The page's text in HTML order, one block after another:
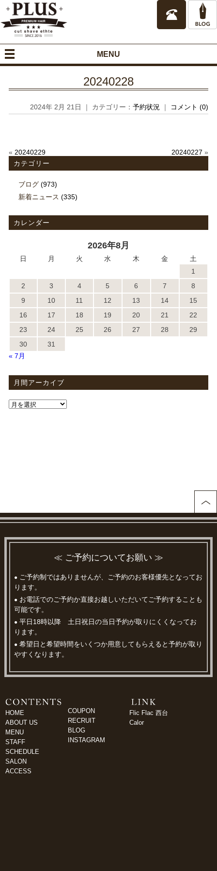
MENU
20240228
2024年 2月 21日 ｜ カテゴリー：予約状況 ｜ コメント (0)
« 20240229 20240227 »
カテゴリー
ブログ(973)
新着ニュース (335)
カレンダー
2026年8月
日 月 火 水 木 金
土
1
2
3 4 5 6 7
8
9
10 11 12 13 14
15
16
17 18 19 20 21
22
23
24 25 26 27 28
29
30
31
« 7月
月間アーカイブ
≪ ご予約についてお願い ≫
● ご予約制ではありませんが、ご予約のお客様優先となってお
ります。
● お電話でのご予約か直接お越しいただいてご予約することも
可能です。
● 平日18時以降 土日祝日の当日予約が取りにくくなってお
ります。
● 希望日と希望時間をいくつか用意してもらえると予約が取り
やすくなります。
HOME
ABOUT US
MENU
STAFF
SCHEDULE
SALON
ACCESS
COUPON
RECRUIT
BLOG
INSTAGRAM
Flic Flac 西台
Calor